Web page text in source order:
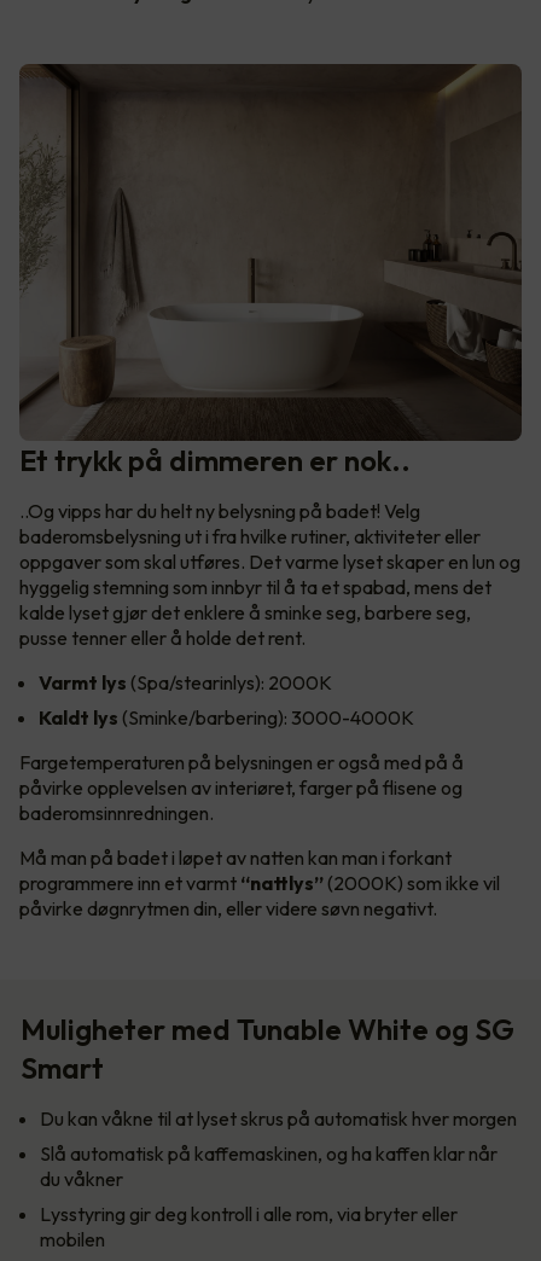
Et trykk på dimmeren er nok..
..Og vipps har du helt ny belysning på badet! Velg
baderomsbelysning ut i fra hvilke rutiner, aktiviteter eller
oppgaver som skal utføres. Det varme lyset skaper en lun og
hyggelig stemning som innbyr til å ta et spabad, mens det
kalde lyset gjør det enklere å sminke seg, barbere seg,
pusse tenner eller å holde det rent.
Varmt lys (Spa/stearinlys): 2000K
Kaldt lys (Sminke/barbering): 3000-4000K
Fargetemperaturen på belysningen er også med på å
påvirke opplevelsen av interiøret, farger på flisene og
baderomsinnredningen.
Må man på badet i løpet av natten kan man i forkant
programmere inn et varmt “nattlys” (2000K) som ikke vil
påvirke døgnrytmen din, eller videre søvn negativt.
Muligheter med Tunable White og SG
Smart
Du kan våkne til at lyset skrus på automatisk hver morgen
Slå automatisk på kaffemaskinen, og ha kaffen klar når
du våkner
Lysstyring gir deg kontroll i alle rom, via bryter eller
mobilen